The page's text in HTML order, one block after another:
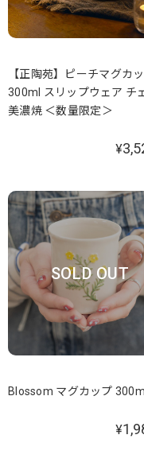
【正陶苑】ピーチマグカ
300ml スリップウェア チ
美濃焼 ＜数量限定＞
¥
SOLD OUT
Blossom マグカップ 300ml
¥